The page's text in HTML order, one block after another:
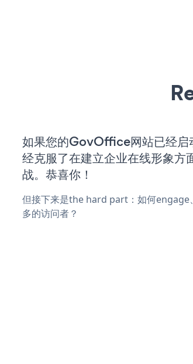
如果您的GovOffice网站已经启
经克服了在建立企业在线形象方
战。恭喜你！
但接下来是the hard part：如何
多的访问者？